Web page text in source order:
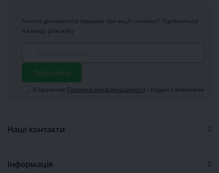
Хочете дізнаватися першим про акції і знижки? Підпишіться
на нашу розсилку
Підписатися
Я прочитав Політика конфіденційності і згоден з вимогами
Наші контакти
Інформація